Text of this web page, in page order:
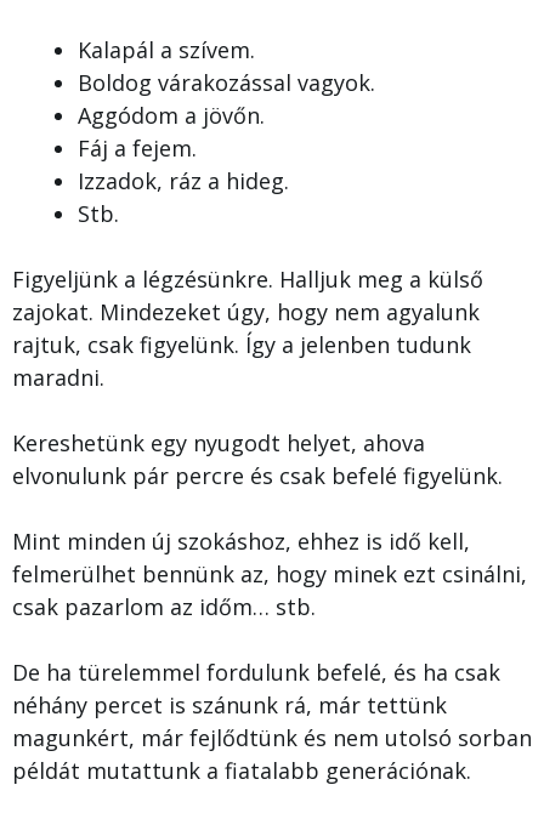
Kalapál a szívem.
Boldog várakozással vagyok.
Aggódom a jövőn.
Fáj a fejem.
Izzadok, ráz a hideg.
Stb.
Figyeljünk a légzésünkre. Halljuk meg a külső
zajokat. Mindezeket úgy, hogy nem agyalunk
rajtuk, csak figyelünk. Így a jelenben tudunk
maradni.
Kereshetünk egy nyugodt helyet, ahova
elvonulunk pár percre és csak befelé figyelünk.
Mint minden új szokáshoz, ehhez is idő kell,
felmerülhet bennünk az, hogy minek ezt csinálni,
csak pazarlom az időm… stb.
De ha türelemmel fordulunk befelé, és ha csak
néhány percet is szánunk rá, már tettünk
magunkért, már fejlődtünk és nem utolsó sorban
példát mutattunk a fiatalabb generációnak.